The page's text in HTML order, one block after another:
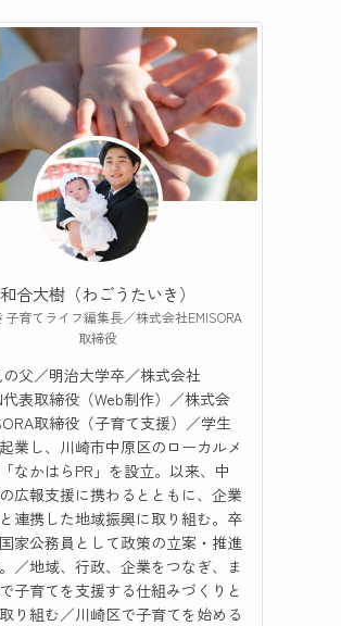
和合大樹（わごうたいき）
子育てライフ編集長／株式会社EMISORA
取締役
の父／明治大学卒／株式会社
代表取締役（Web制作）／株式会
取締役（子育て支援）／学生
業し、川崎市中原区のローカルメ
なかはらPR」を設立。以来、中
広報支援に携わるとともに、企業
連携した地域振興に取り組む。卒
家公務員として政策の立案・推進
／地域、行政、企業をつなぎ、ま
子育てを支援する仕組みづくりと
り組む／川崎区で子育てを始める